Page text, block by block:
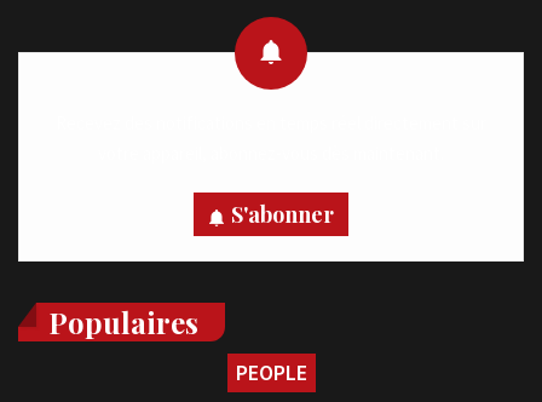
S'abonner
Populaires
PEOPLE